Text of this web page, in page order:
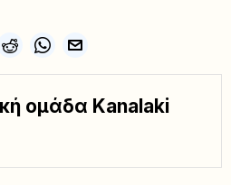
ομάδα Kanalaki